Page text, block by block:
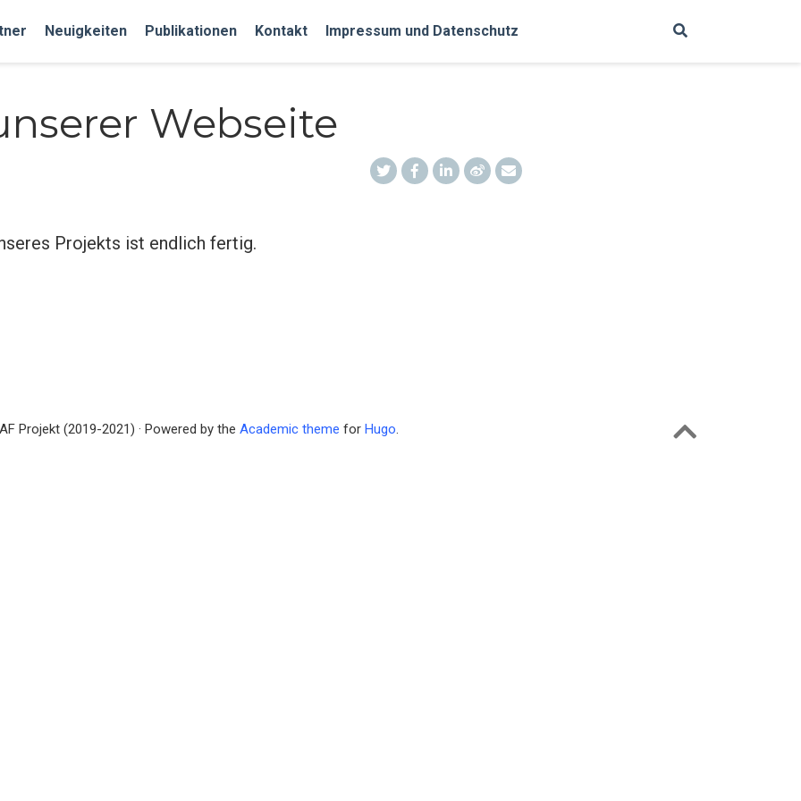
Neuigkeiten Publikationen Kontakt Impressum und Datenschutz
Webseite
Projekts ist endlich fertig.
Projekt (2019-2021) · Powered by the Academic theme for Hugo.